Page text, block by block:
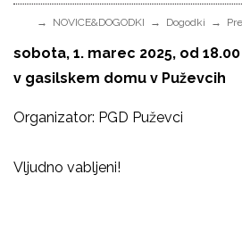
NOVICE&DOGODKI Dogodki
sobota, 1. marec 2025, od
v gasilskem domu v Puževcih
Organizator: PGD Puževci
Vljudno vabljeni!